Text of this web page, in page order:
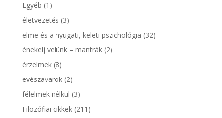
Egyéb (1)
életvezetés (3)
elme és a nyugati, keleti pszichológia (32)
énekelj velünk – mantrák(2)
érzelmek(8)
evészavarok(2)
félelmek nélkül (3)
Filozófiai cikkek(211)